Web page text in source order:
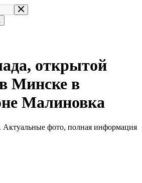
открытой
Минске в
Малиновка
Актуальные фото, полная информация